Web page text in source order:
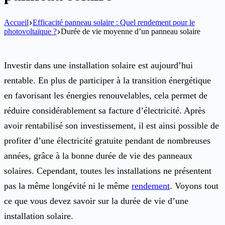
Accueil Efficacité panneau solaire : Quel rendement pour le
photovoltaïque ? Durée de vie moyenne d’un panneau solaire
Investir dans une installation solaire est aujourd’hui
rentable. En plus de participer à la transition énergétique
en favorisant les énergies renouvelables, cela permet de
réduire considérablement sa facture d’électricité. Après
avoir rentabilisé son investissement, il est ainsi possible de
profiter d’une électricité gratuite pendant de nombreuses
années, grâce à la bonne durée de vie des panneaux
solaires. Cependant, toutes les installations ne présentent
pas la même longévité ni le même rendement. Voyons tout
ce que vous devez savoir sur la durée de vie d’une
installation solaire.